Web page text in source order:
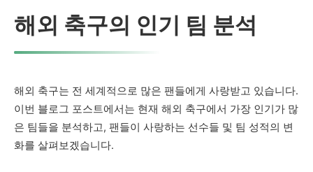
해외 축구의 인기 팀 분석
해외 축구는 전 세계적으로 많은 팬들에게 사랑받고 있습니다.
이번 블로그 포스트에서는 현재 해외 축구에서 가장 인기가 많
은 팀들을 분석하고, 팬들이 사랑하는 선수들 및 팀 성적의 변
화를 살펴보겠습니다.